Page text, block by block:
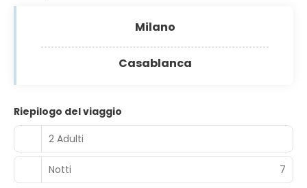
Milano
Casablanca
Riepilogo del viaggio
2 Adulti
Notti 7